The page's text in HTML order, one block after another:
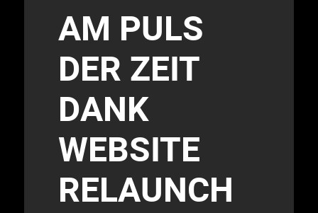
AM PULS
DER ZEIT
DANK
WEBSITE
RELAUNCH